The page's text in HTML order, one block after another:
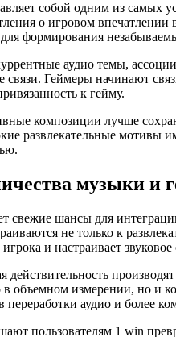
собой одним из
о игровом
формирования
аудио темы,
связи. Геймеры начинают
к гейму.
композиции лучше
развлекательные
музыки и
свежие шансы для
не только к
и настраивает
действительность
в объемном измерении, но и
переработки аудио и более
пользователям 1 win